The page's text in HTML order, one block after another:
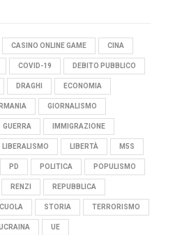
CASINO ONLINE GAME CINA
COVID-19 DEBITO PUBBLICO
DRAGHI ECONOMIA
GIORNALISMO
GUERRA IMMIGRAZIONE
LIBERALISMO LIBERTÀ M5S
PD POLITICA POPULISMO
RENZI REPUBBLICA
STORIA TERRORISMO
UE